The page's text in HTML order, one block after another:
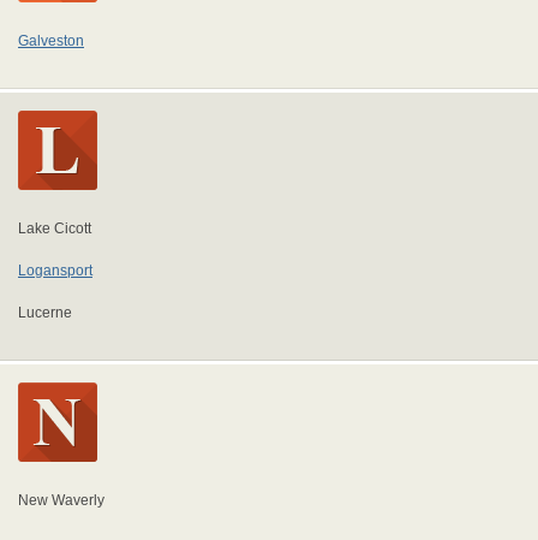
Galveston
Lake Cicott
Logansport
Lucerne
New Waverly